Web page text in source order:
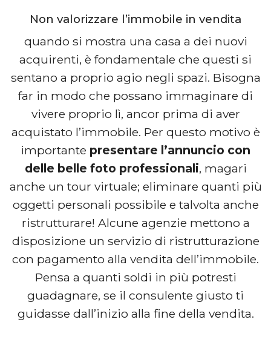
Non valorizzare l’immobile in vendita
quando si mostra una casa a dei nuovi
acquirenti, è fondamentale che questi si
sentano a proprio agio negli spazi. Bisogna
far in modo che possano immaginare di
vivere proprio lì, ancor prima di aver
acquistato l’immobile. Per questo motivo è
importante presentare l’annuncio con
delle belle foto professionali, magari
anche un tour virtuale; eliminare quanti più
oggetti personali possibile e talvolta anche
ristrutturare! Alcune agenzie mettono a
disposizione un servizio di ristrutturazione
con pagamento alla vendita dell’immobile.
Pensa a quanti soldi in più potresti
guadagnare, se il consulente giusto ti
guidasse dall’inizio alla fine della vendita.